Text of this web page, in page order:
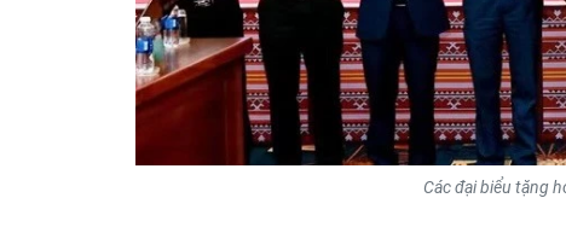
Các đại biểu tặng